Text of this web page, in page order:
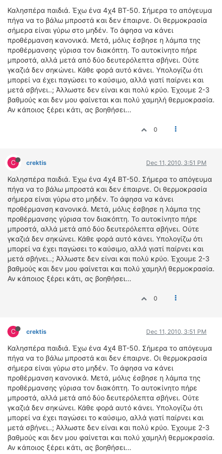
Καλησπέρα παιδιά. Έχω ένα 4χ4 ΒΤ-50. Σήμερα το απόγευμα
πήγα να το βάλω μπροστά και δεν έπαιρνε. Οι θερμοκρασία
σήμερα είναι γύρω στο μηδέν. Το άφησα να κάνει
προθέρμανση κανονικά. Μετά, μόλις έσβησε η λάμπα της
προθέρμανσης γύρισα τον διακόπτη. Το αυτοκίνητο πήρε
μπροστά, αλλά μετά από δύο δευτερόλεπτα σβήνει. Ούτε
γκαζιά δεν σηκώνει. Κάθε φορά αυτό κάνει. Υπολογίζω ότι
μπορεί να έχει παγώσει το καύσιμο, αλλά γιατί παίρνει και
μετά σβήνει..; Άλλωστε δεν είναι και πολύ κρύο. Έχουμε 2-3
βαθμούς και δεν μου φαίνεται και πολύ χαμηλή θερμοκρασία.
Αν κάποιος ξέρει κάτι, ας βοηθήσει...
0
C crektis Dec 11, 2010, 3:51 PM
Καλησπέρα παιδιά. Έχω ένα 4χ4 ΒΤ-50. Σήμερα το απόγευμα
πήγα να το βάλω μπροστά και δεν έπαιρνε. Οι θερμοκρασία
σήμερα είναι γύρω στο μηδέν. Το άφησα να κάνει
προθέρμανση κανονικά. Μετά, μόλις έσβησε η λάμπα της
προθέρμανσης γύρισα τον διακόπτη. Το αυτοκίνητο πήρε
μπροστά, αλλά μετά από δύο δευτερόλεπτα σβήνει. Ούτε
γκαζιά δεν σηκώνει. Κάθε φορά αυτό κάνει. Υπολογίζω ότι
μπορεί να έχει παγώσει το καύσιμο, αλλά γιατί παίρνει και
μετά σβήνει..; Άλλωστε δεν είναι και πολύ κρύο. Έχουμε 2-3
βαθμούς και δεν μου φαίνεται και πολύ χαμηλή θερμοκρασία.
Αν κάποιος ξέρει κάτι, ας βοηθήσει...
0
C crektis Dec 11, 2010, 3:51 PM
Καλησπέρα παιδιά. Έχω ένα 4χ4 ΒΤ-50. Σήμερα το απόγευμα
πήγα να το βάλω μπροστά και δεν έπαιρνε. Οι θερμοκρασία
σήμερα είναι γύρω στο μηδέν. Το άφησα να κάνει
προθέρμανση κανονικά. Μετά, μόλις έσβησε η λάμπα της
προθέρμανσης γύρισα τον διακόπτη. Το αυτοκίνητο πήρε
μπροστά, αλλά μετά από δύο δευτερόλεπτα σβήνει. Ούτε
γκαζιά δεν σηκώνει. Κάθε φορά αυτό κάνει. Υπολογίζω ότι
μπορεί να έχει παγώσει το καύσιμο, αλλά γιατί παίρνει και
μετά σβήνει..; Άλλωστε δεν είναι και πολύ κρύο. Έχουμε 2-3
βαθμούς και δεν μου φαίνεται και πολύ χαμηλή θερμοκρασία.
Αν κάποιος ξέρει κάτι, ας βοηθήσει...
VIDEO
4TTV
ΝΕΑ ΜΟΝΤΕΛΑ
ΑΓΩΝΕΣ
CANDID CAMERA
ΤΕΧΝΟΛΟΓΙΑ
ΕΙΔΗΣΕΙΣ – ΠΑΡΟΥΣΙΑΣΕΙΣ
ΔΟΚΙΜΕΣ – ΠΑΡΟΥΣΙΑΣΕΙΣ
ΑΓΩΝΕΣ
FORMULA 1
WRC
ΔΙΕΘΝΕΙΣ ΑΓΩΝΕΣ
ΕΛΛΗΝΙΚΟΙ ΑΓΩΝΕΣ
ΤΙΜΕΣ
ΠΡΟΣΩΠΙΚΟΤΗΤΕΣ
ΑΓΩΝΕΣ/ΔΙΟΡΓΑΝΩΣΕΙΣ
ΑΓΟΡΑ
ΠΩΛΗΣΕΙΣ
ΠΡΟΣΦΟΡΕΣ
ΜΕΤΑΧΕΙΡΙΣΜΕΝΑ
2ΤΡΟΧΟΙ
ΟΔΗΓΟΥΜΕ